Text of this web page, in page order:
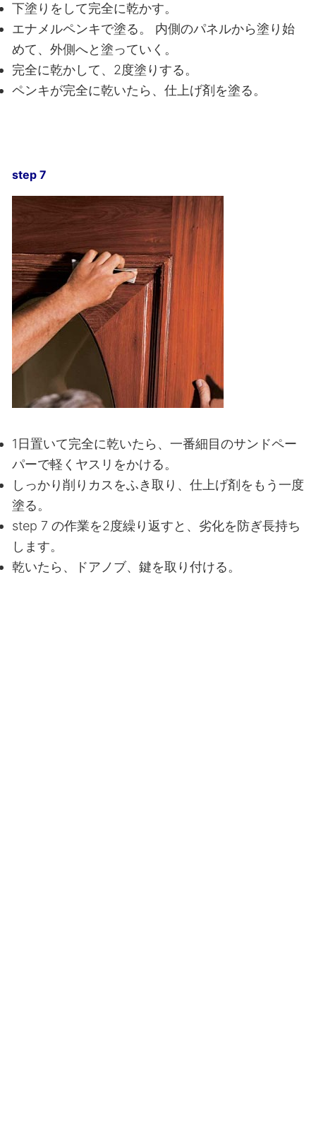
下塗りをして完全に乾かす。
エナメルペンキで塗る。
内側のパネルから塗り始
めて、外側へと塗っていく。
完全に乾かして、2度塗りする。
ペンキが完全に乾いたら、仕上げ剤を塗る。
step 7
1日置いて完全に乾いたら、一番細目のサンドペー
パーで軽くヤスリをかける。
しっかり削りカスをふき取り、仕上げ剤をもう一度
塗る。
step 7 の作業を2度繰り返すと、劣化を防ぎ長持ち
します。
乾いたら、ドアノブ、鍵を取り付ける。